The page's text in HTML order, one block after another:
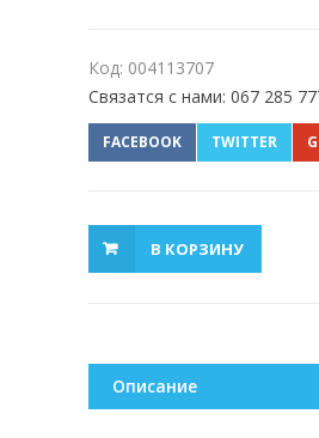
Код: 004113707
Связатся с нами: 067 285
FACEBOOK TWITTER
В КОРЗИНУ
Описание